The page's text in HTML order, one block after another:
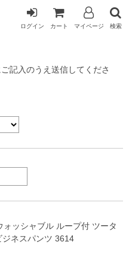
ログイン カート マイページ 検索
記入のうえ送信してくださ
ォッシャブル ループ付 ツータ
ジネスパンツ 3614